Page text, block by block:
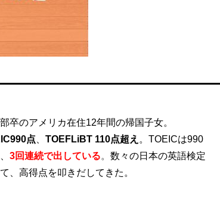
卒のアメリカ在住12年間の帰国子女。
点 TOEFLiBT 110点超え
TOEICは990
3回連続で出している
数々の日本の英語検定
、高得点を叩きだしてきた。